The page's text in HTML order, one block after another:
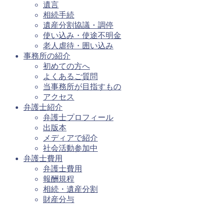
遺言
相続手続
遺産分割協議・調停
使い込み・使途不明金
老人虐待・囲い込み
事務所の紹介
初めての方へ
よくあるご質問
当事務所が目指すもの
アクセス
弁護士紹介
弁護士プロフィール
出版本
メディアで紹介
社会活動参加中
弁護士費用
弁護士費用
報酬規程
相続・遺産分割
財産分与